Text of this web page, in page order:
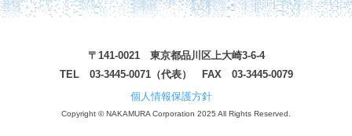
〒141-0021 東京都品川区上大崎3-6-4
TEL 03-3445-0071（代表） FAX 03-3445-0079
個人情報保護方針
Copyright © NAKAMURA Corporation 2025 All Rights Reserved.